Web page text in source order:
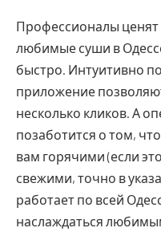
Профессионалы ценят
любимые суши в
быстро. Интуитивно
приложение
несколько кликов. А
позаботится о том,
вам горячими (если
свежими, точно в
работает по всей
наслаждаться